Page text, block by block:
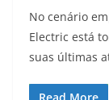
No cenário
Electric está
suas últimas